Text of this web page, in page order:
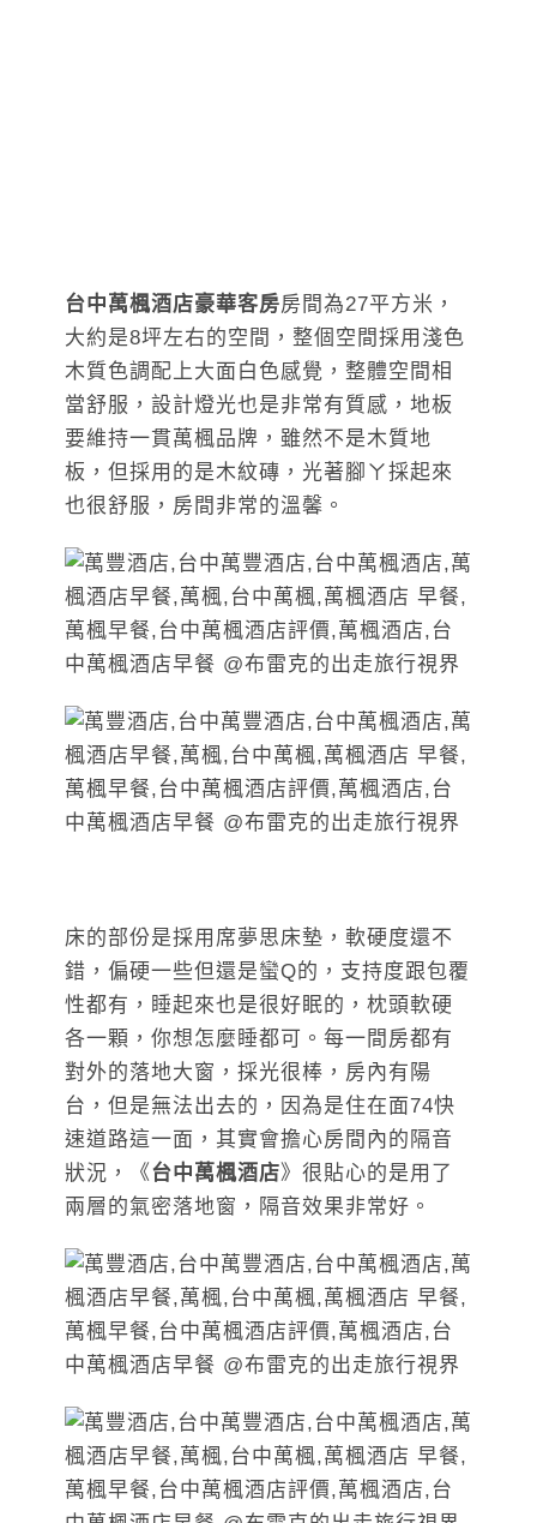
台中萬楓酒店豪華客房房間為27平方米，
大約是8坪左右的空間，整個空間採用淺色
木質色調配上大面白色感覺，整體空間相
當舒服，設計燈光也是非常有質感，地板
要維持一貫萬楓品牌，雖然不是木質地
板，但採用的是木紋磚，光著腳ㄚ採起來
也很舒服，房間非常的溫馨。
床的部份是採用席夢思床墊，軟硬度還不
錯，偏硬一些但還是蠻Q的，支持度跟包覆
性都有，睡起來也是很好眠的，枕頭軟硬
各一顆，你想怎麼睡都可。每一間房都有
對外的落地大窗，採光很棒，房內有陽
台，但是無法出去的，因為是住在面74快
速道路這一面，其實會擔心房間內的隔音
狀況，《台中萬楓酒店》很貼心的是用了
兩層的氣密落地窗，隔音效果非常好。